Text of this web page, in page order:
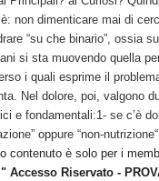
non dimenticare mai di
“su che binario”, ossia
si sta muovendo quella
i quali esprime il
Nel dolore, poi, valgono
e fondamentali:1- se c’è
oppure “non-
contenuto è solo per i
" Accesso Riservato -